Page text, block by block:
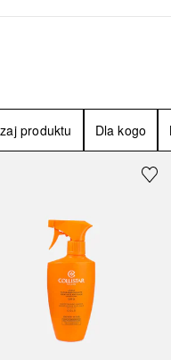
produktu Dla kogo